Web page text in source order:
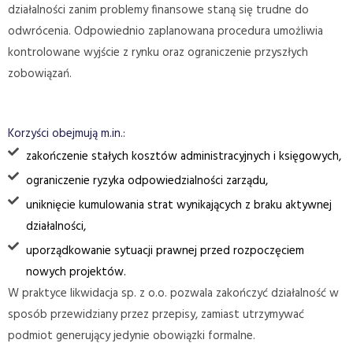
działalności zanim problemy finansowe staną się trudne do
odwrócenia. Odpowiednio zaplanowana procedura umożliwia
kontrolowane wyjście z rynku oraz ograniczenie przyszłych
zobowiązań.
Korzyści obejmują m.in.:
zakończenie stałych kosztów administracyjnych i księgowych,
ograniczenie ryzyka odpowiedzialności zarządu,
uniknięcie kumulowania strat wynikających z braku aktywnej
działalności,
uporządkowanie sytuacji prawnej przed rozpoczęciem
nowych projektów.
W praktyce likwidacja sp. z o.o. pozwala zakończyć działalność w
sposób przewidziany przez przepisy, zamiast utrzymywać
podmiot generujący jedynie obowiązki formalne.